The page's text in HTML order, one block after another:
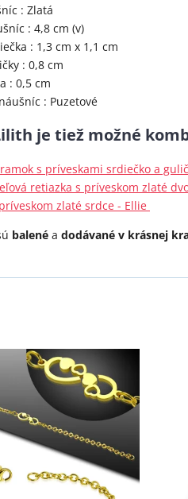
: Zlatá
: 4,8 cm (v)
: 1,3 cm x 1,1 cm
: 0,8 cm
: 0,5 cm
: Puzetové
je tiež možné
s príveskami srdiečko a
retiazka s príveskom zlaté
zlaté srdce - Ellie
balené a dodávané v krásnej